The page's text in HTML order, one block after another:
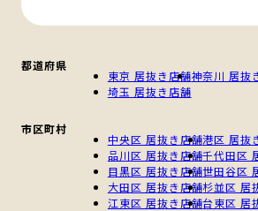
都道府県
東京 居抜き店舗神奈川 居抜
埼玉 居抜き店舗
市区町村
中央区 居抜き店舗港区 居抜
品川区 居抜き店舗千代田区
目黒区 居抜き店舗世田谷区
大田区 居抜き店舗杉並区 居
江東区 居抜き店舗台東区 居